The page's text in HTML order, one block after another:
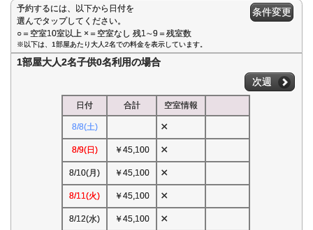
予約するには、以下から日付を
選んでタップしてください。
○＝空室10室以上 ×＝空室なし 残1∼9＝残室数
条件変更
※以下は、1部屋あたり大人2名での料金を表示しています。
1部屋大人2名子供0名利用の場合
次週
日付 合計 空室情報
8/8(土) ×
8/9(日) ￥45,100 ×
8/10(月) ￥45,100 ×
8/11(火) ￥45,100 ×
8/12(水) ￥45,100 ×